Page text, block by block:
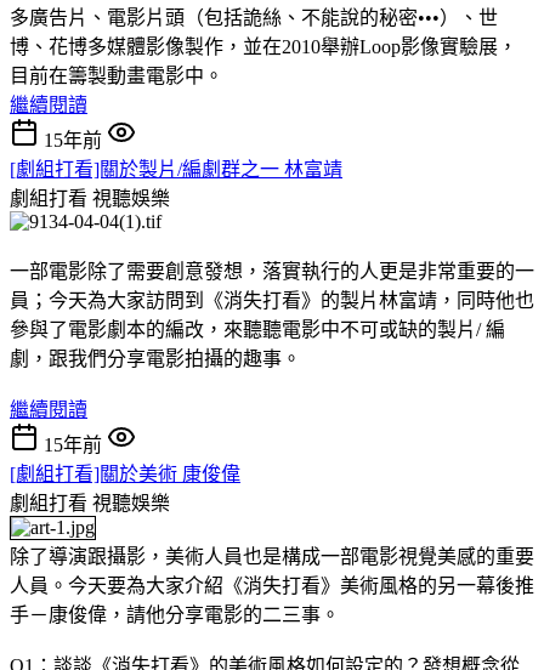
多廣告片、電影片頭（包括詭絲、不能說的秘密•••）、世
博、花博多媒體影像製作，並在2010舉辦Loop影像實驗展，
目前在籌製動畫電影中。
繼續閱讀
15年前
[劇組打看]關於製片/編劇群之一 林富靖
劇組打看 視聽娛樂
一部電影除了需要創意發想，落實執行的人更是非常重要的一
員；今天為大家訪問到《消失打看》的製片林富靖，同時他也
參與了電影劇本的編改，來聽聽電影中不可或缺的製片/ 編
劇，跟我們分享電影拍攝的趣事。
繼續閱讀
15年前
[劇組打看]關於美術 康俊偉
劇組打看 視聽娛樂
除了導演跟攝影，美術人員也是構成一部電影視覺美感的重要
人員。今天要為大家介紹《消失打看》美術風格的另一幕後推
手－康俊偉，請他分享電影的二三事。
Q1：談談《消失打看》的美術風格如何設定的？發想概念從